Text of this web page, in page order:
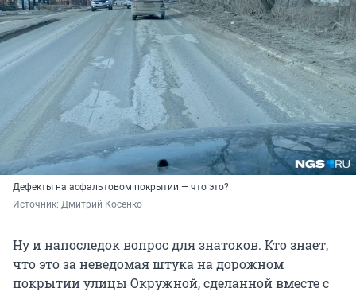
Дефекты на асфальтовом покрытии — что это?
Источник: Дмитрий Косенко
Ну и напоследок вопрос для знатоков. Кто знает,
что это за неведомая штука на дорожном
покрытии улицы Окружной, сделанной вместе с